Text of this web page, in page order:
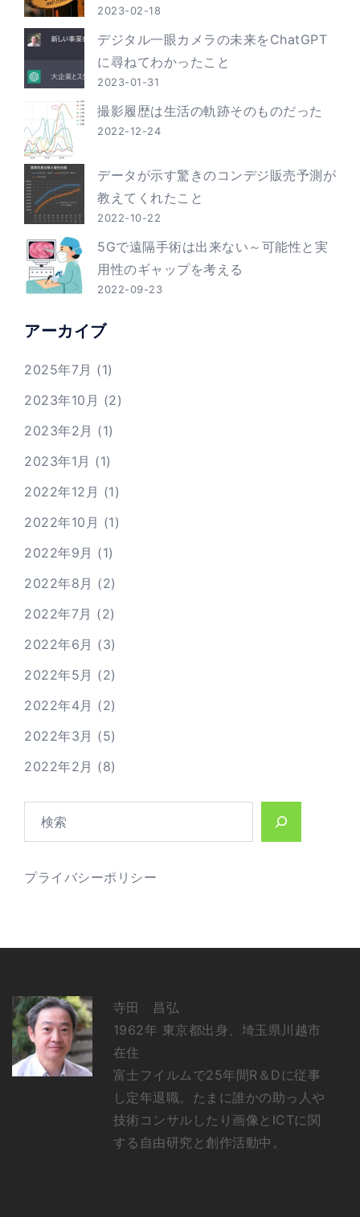
2023-02-18
デジタル一眼カメラの未来をChatGPT
に尋ねてわかったこと
2023-01-31
撮影履歴は生活の軌跡そのものだった
2022-12-24
データが示す驚きのコンデジ販売予測が
教えてくれたこと
2022-10-22
5Gで遠隔手術は出来ない～可能性と実
用性のギャップを考える
2022-09-23
アーカイブ
2025年7月 (1)
2023年10月 (2)
2023年2月 (1)
2023年1月 (1)
2022年12月 (1)
2022年10月 (1)
2022年9月 (1)
2022年8月 (2)
2022年7月 (2)
2022年6月 (3)
2022年5月 (2)
2022年4月 (2)
2022年3月 (5)
2022年2月 (8)
プライバシーポリシー
寺田 昌弘
1962年 東京都出身、埼玉県川越市
在住
富士フイルムで25年間R＆Dに従事
し定年退職。たまに誰かの助っ人や
技術コンサルしたり画像とICTに関
する自由研究と創作活動中。